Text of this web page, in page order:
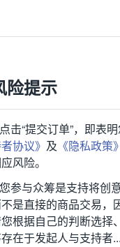
险提示
击“提交订单”，即表
协议》 及 《隐私政策》
风险。
参与众筹是支持将创
是直接的商品交易，
根据自己的判断选择
在于发起人与支持者...